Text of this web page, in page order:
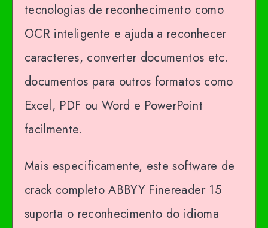
tecnologias de reconhecimento como
OCR inteligente e ajuda a reconhecer
caracteres, converter documentos etc.
documentos para outros formatos como
Excel, PDF ou Word e PowerPoint
facilmente.
Mais especificamente, este software de
crack completo ABBYY Finereader 15
suporta o reconhecimento do idioma